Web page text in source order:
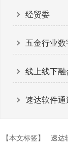
经贸委
五金行业
线上线下
速达软件
【本文标签】 速达